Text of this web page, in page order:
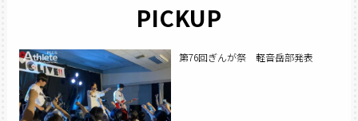
PICKUP
第76回ぎんが祭 軽音岳部発表